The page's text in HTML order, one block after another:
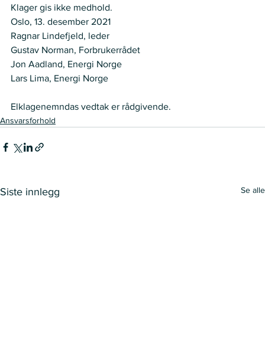
Klager gis ikke medhold.
Oslo, 13. desember 2021
Ragnar Lindefjeld, leder
Gustav Norman, Forbrukerrådet
Jon Aadland, Energi Norge
Lars Lima, Energi Norge
Elklagenemndas vedtak er rådgivende.
Ansvarsforhold
Siste innlegg Se alle